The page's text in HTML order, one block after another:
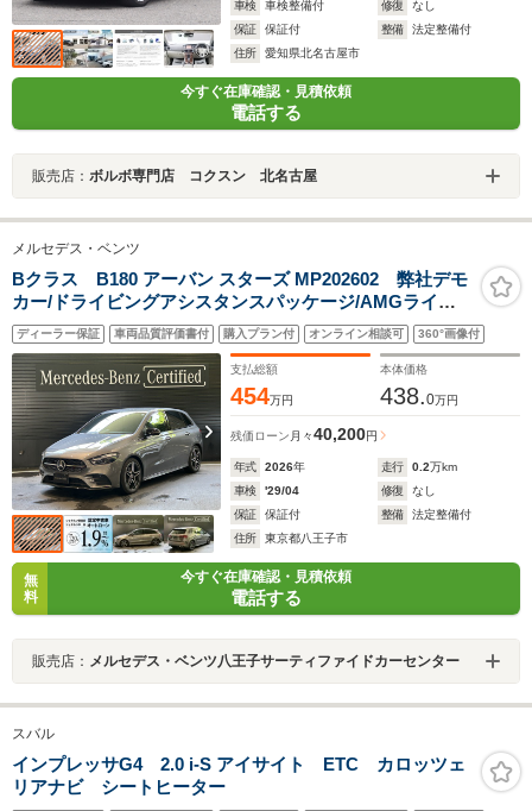
車検 車検整備付 修復
なし
保証
保証付 整備
法定整備付
住所
愛知県北名古屋市
今すぐ在庫確認・見積依頼
電話する
販売店： ボルボ専門店 コクスン 北名古屋
メルセデス・ベンツ
Bクラス B180 アーバン スターズ MP202602 弊社デモ
カー/ドライビングアシスタンスパッケージ/AMGライン/
ナイトパッケージ/レザーARTICO・MICROCUTシート/ア
ドバンスドサウンドシステム/MBUX AR ナビゲーション/
フットトランクオープナー
ディーラー保証 車両品質評価書付 購入プラン付 オンライン相談可 360°画像付
支払総額
454万円
本体価格
438.0万円
残価ローン 月々40,200円
年式 2026年 走行 0.2万km
車検
'29/04 修復
なし
保証
保証付 整備
法定整備付
住所
東京都八王子市
無
料
今すぐ在庫確認・見積依頼
電話する
販売店： メルセデス・ベンツ八王子サーティファイドカーセンター
スバル
インプレッサG4 2.0 i-S アイサイト ETC カロッツェ
リアナビ シートヒーター